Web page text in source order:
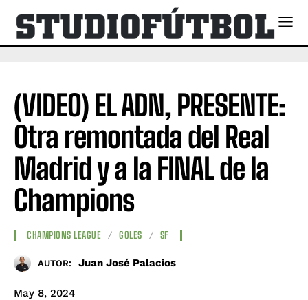
(VIDEO) EL ADN, PRESENTE:
Otra remontada del Real
Madrid y a la FINAL de la
Champions
CHAMPIONS LEAGUE GOLES SF
AUTOR: Juan José Palacios
May 8, 2024